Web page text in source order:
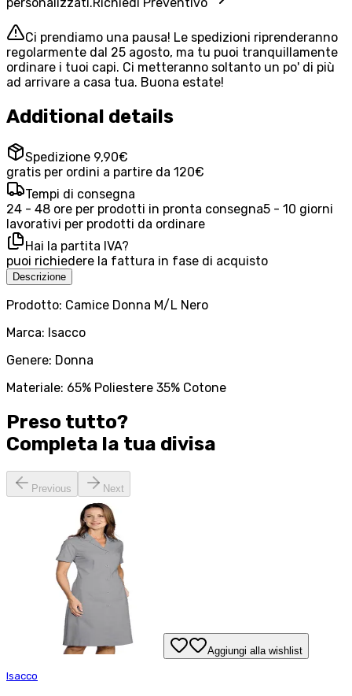
Ci prendiamo una pausa! Le spedizioni riprenderanno
regolarmente dal 25 agosto, ma tu puoi tranquillamente
ordinare i tuoi capi. Ci metteranno soltanto un po' di più
ad arrivare a casa tua. Buona estate!
Additional details
Spedizione 9,90€
gratis per ordini a partire da 120€
Tempi di consegna
24 - 48 ore per prodotti in pronta consegna5 - 10 giorni
lavorativi per prodotti da ordinare
Hai la partita IVA?
puoi richiedere la fattura in fase di acquisto
Descrizione
Prodotto: Camice Donna M/L Nero
Marca: Isacco
Genere: Donna
Materiale: 65% Poliestere 35% Cotone
Preso tutto?
Completa la tua divisa
Previous Next
Aggiungi alla wishlist
Isacco